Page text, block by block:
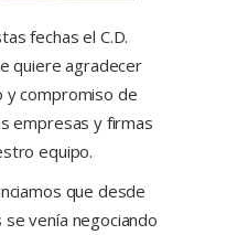
fechas el C.D.
quiere agradecer
y compromiso de
empresas y firmas
equipo.
que desde
se venía negociando